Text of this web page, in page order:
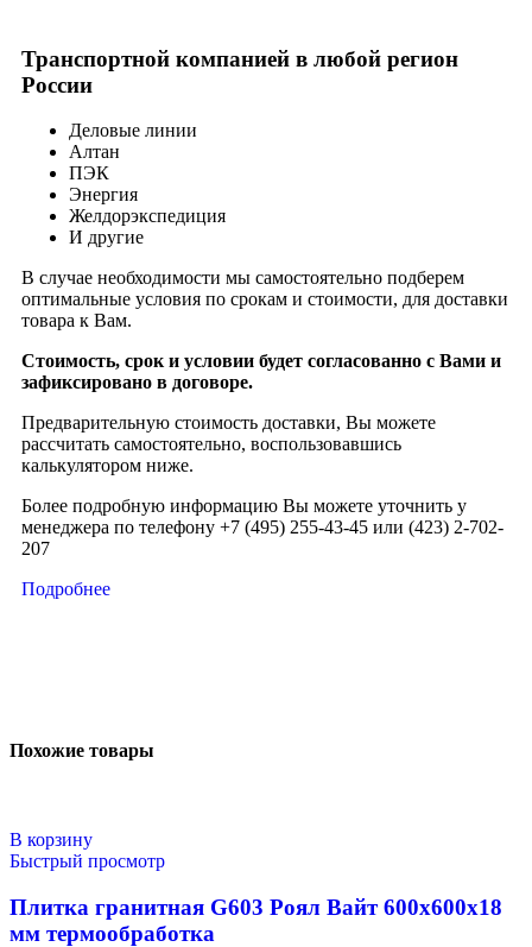
Транспортной компанией в любой регион
России
Деловые линии
Алтан
ПЭК
Энергия
Желдорэкспедиция
И другие
В случае необходимости мы самостоятельно подберем
оптимальные условия по срокам и стоимости, для доставки
товара к Вам.
Стоимость, срок и условии будет согласованно с Вами и
зафиксировано в договоре.
Предварительную стоимость доставки, Вы можете
рассчитать самостоятельно, воспользовавшись
калькулятором ниже.
Более подробную информацию Вы можете уточнить у
менеджера по телефону +7 (495) 255-43-45 или (423) 2-702-
207
Подробнее
Похожие товары
В корзину
Быстрый просмотр
Плитка гранитная G603 Роял Вайт 600х600х18
мм термообработка